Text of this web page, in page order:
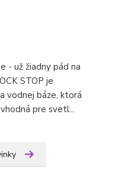
- už žiadny pád na
STOP je
vodnej báze, ktorá
pre svetl...